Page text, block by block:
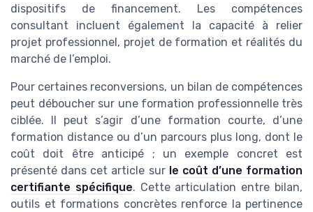
dispositifs de financement. Les compétences
consultant incluent également la capacité à relier
projet professionnel, projet de formation et réalités du
marché de l’emploi.
Pour certaines reconversions, un bilan de compétences
peut déboucher sur une formation professionnelle très
ciblée. Il peut s’agir d’une formation courte, d’une
formation distance ou d’un parcours plus long, dont le
coût doit être anticipé ; un exemple concret est
présenté dans cet article sur le coût d’une formation
certifiante spécifique. Cette articulation entre bilan,
outils et formations concrètes renforce la pertinence